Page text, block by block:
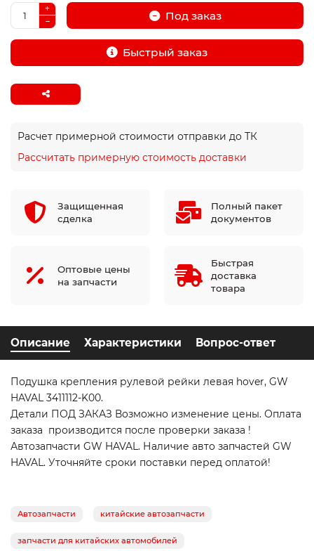
Под заказ
Быстрый заказ
Расчет примерной стоимости отправки до ТК
Рассчитать примерную стоимость доставки
Защищенная
сделка
Полный пакет
документов
Оптовые цены
на запчасти
Быстрая
доставка
товара
Описание Характеристики Вопрос-ответ
Подушка крепления рулевой рейки левая hover, GW
HAVAL 3411112-K00.
Детали ПОД ЗАКАЗ Возможно изменение цены. Оплата
заказа производится после проверки заказа !
Автозапчасти GW HAVAL. Наличие авто запчастей GW
HAVAL. Уточняйте сроки поставки перед оплатой!
Автозапчасти китайские автозапчасти
запчасти для китайских автомобилей